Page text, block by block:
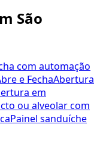
São
com automação
e FechaAbertura
em
ou alveolar com
Painel sanduíche